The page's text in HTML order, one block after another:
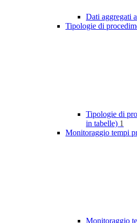
Dati aggregati
Tipologie di
Tipologie di
in tabelle) 1
Monitoraggio tempi
Monitoraggio